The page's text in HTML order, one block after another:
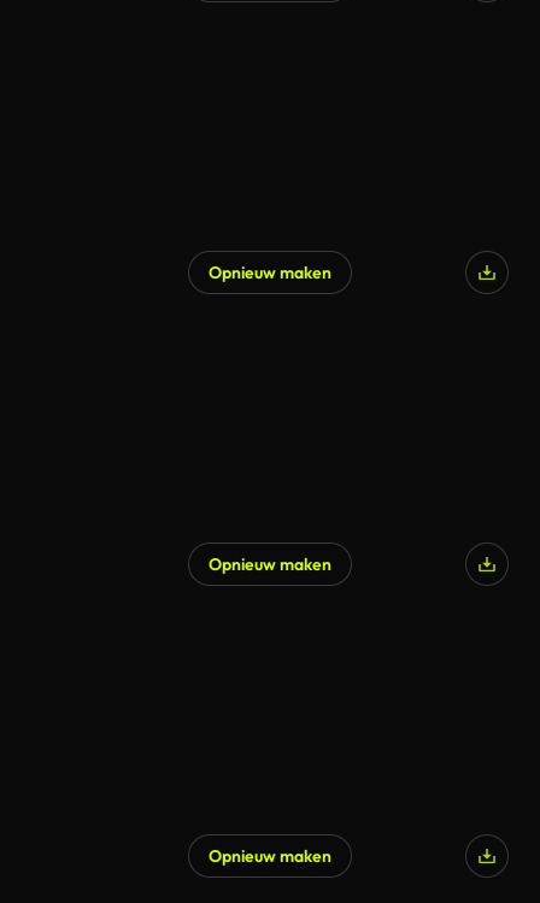
Opnieuw maken
Opnieuw maken
Opnieuw maken